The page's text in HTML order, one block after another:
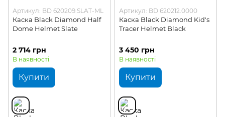
Артикул: BD 620209.SLAT-ML
Каска Black Diamond Half
Dome Helmet Slate
2 714 грн
В наявності
Купити
Артикул: BD 620212.0000
Каска Black Diamond Kid's
Tracer Helmet Black
3 450 грн
В наявності
Купити